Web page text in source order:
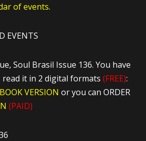
of events.
EVENTS
Soul Brasil Issue 136. You have
it in 2 digital formats(FREE):
VERSIONor you can ORDER
(PAID)